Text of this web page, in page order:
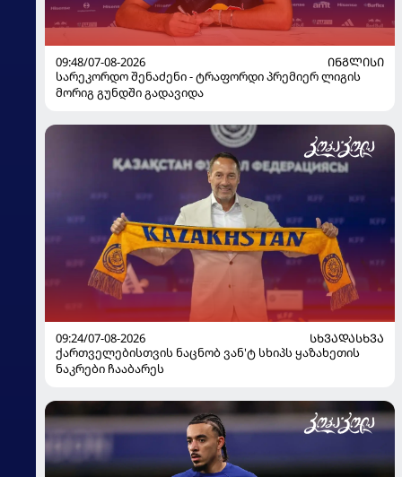
09:48/07-08-2026
ᲘᲜᲒᲚᲘᲡᲘ
სარეკორდო შენაძენი - ტრაფორდი პრემიერ ლიგის
მორიგ გუნდში გადავიდა
09:24/07-08-2026
ᲡᲮᲕᲐᲓᲐᲡᲮᲕᲐ
ქართველებისთვის ნაცნობ ვან'ტ სხიპს ყაზახეთის
ნაკრები ჩააბარეს